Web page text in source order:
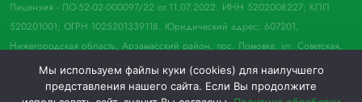
Лицензия - ЛО-52-02-000097/22 от 11.07.2022. ИНН 5202008227; КПП
520201001; ОГРН 1025201339118. Юридический адрес: 607201,
Нижегородская область, Арзамасский район, пос. Ломовка, ул. Советская,
д. 33, пом. 21.
© 2022 Аптека "Соло". Все права защищены.
Мы используем файлы куки (cookies) для наилучшего
представления нашего сайта. Если Вы продолжите